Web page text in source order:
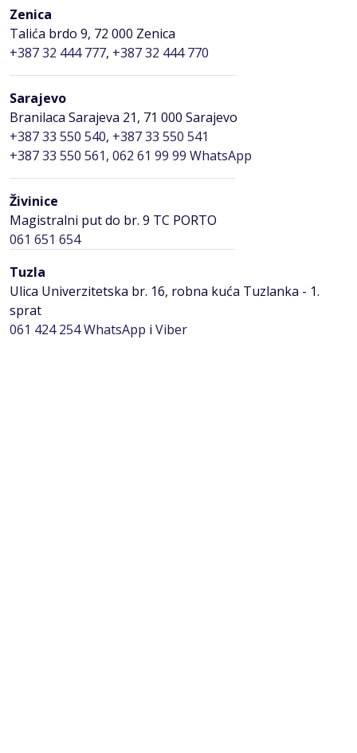
Zenica
Talića brdo 9, 72 000 Zenica
+387 32 444 777, +387 32 444 770
Sarajevo
Branilaca Sarajeva 21, 71 000 Sarajevo
+387 33 550 540, +387 33 550 541
+387 33 550 561, 062 61 99 99 WhatsApp
Živinice
Magistralni put do br. 9 TC PORTO
061 651 654
Tuzla
Ulica Univerzitetska br. 16, robna kuća Tuzlanka - 1.
sprat
061 424 254WhatsApp i Viber